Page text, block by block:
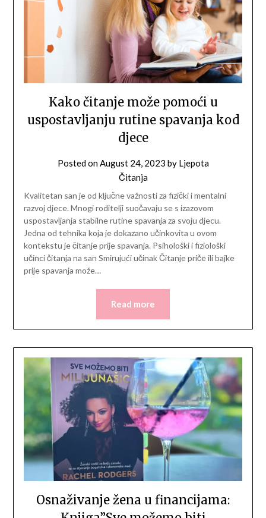
Kako čitanje može pomoći u
uspostavljanju rutine spavanja kod
djece
Posted onAugust 24, 2023 by Ljepota
Čitanja
Kvalitetan san je od ključne važnosti za fizički i mentalni
razvoj djece. Mnogi roditelji suočavaju se s izazovom
uspostavljanja stabilne rutine spavanja za svoju djecu.
Jedna od tehnika koja je dokazano učinkovita u ovom
kontekstu je čitanje prije spavanja. Psihološki i fiziološki
učinci čitanja na san Smirujući učinak Čitanje priče ili bajke
prije spavanja može…
Read more
Osnaživanje žena u financijama: